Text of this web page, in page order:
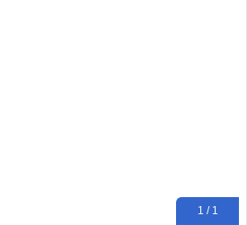
1 / 1